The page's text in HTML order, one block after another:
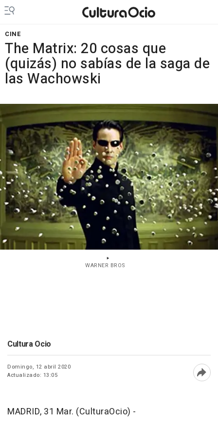
CINE
The Matrix: 20 cosas que
(quizás) no sabías de la saga de
las Wachowski
WARNER BROS
Cultura Ocio
Domingo, 12 abril 2020
Actualizado: 13:05
MADRID, 31 Mar. (CulturaOcio) -